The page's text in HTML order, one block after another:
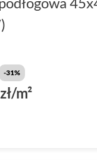
-31%
m²